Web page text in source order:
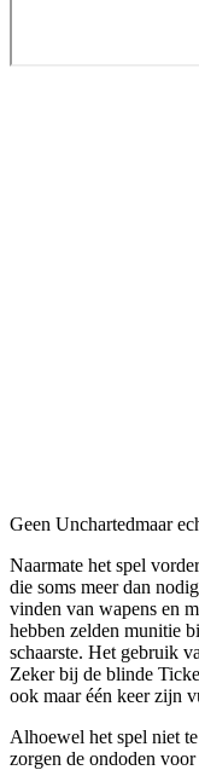
Geen Unchartedmaar
Naarmate het spel
die soms meer dan
vinden van wapens en
hebben zelden munitie
schaarste. Het gebruik
Zeker bij de blinde
ook maar één keer zijn
Alhoewel het spel niet
zorgen de ondoden